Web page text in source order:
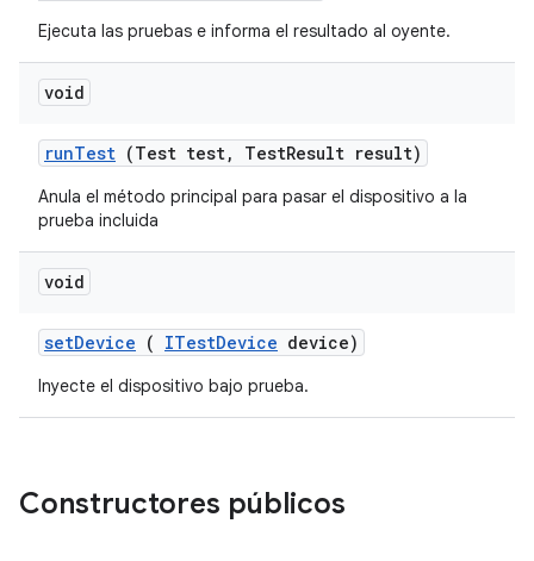
Ejecuta las pruebas e informa el resultado al oyente.
void
runTest (Test test, TestResult result)
Anula el método principal para pasar el dispositivo a la
prueba incluida
void
setDevice ( ITestDevice device)
Inyecte el dispositivo bajo prueba.
Constructores públicos